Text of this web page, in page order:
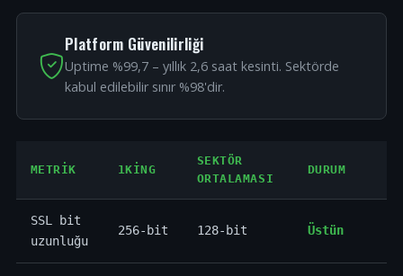
Platform Güvenilirliği
Uptime %99,7 – yıllık 2,6 saat kesinti. Sektörde
kabul edilebilir sınır %98'dir.
METRIK 1KING
SEKTÖR
ORTALAMASI
DURUM
SSL bit
uzunluğu
256-bit 128-bit Üstün